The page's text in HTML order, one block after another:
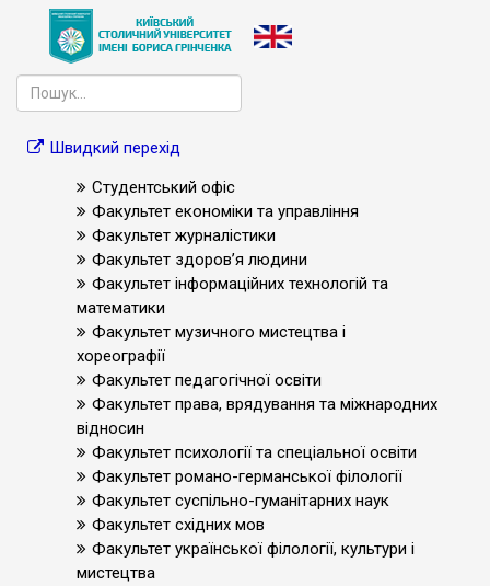
Швидкий перехід
Студентський офіс
Факультет економіки та управління
Факультет журналістики
Факультет здоров’я людини
Факультет інформаційних технологій та
математики
Факультет музичного мистецтва і
хореографії
Факультет педагогічної освіти
Факультет права, врядування та міжнародних
відносин
Факультет психології та спеціальної освіти
Факультет романо-германської філології
Факультет суспільно-гуманітарних наук
Факультет східних мов
Факультет української філології, культури і
мистецтва